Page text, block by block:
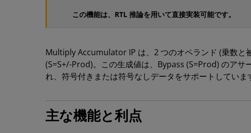
この機能は、RTL 推論を用いて直接実装可能です。
Multiply Accumulator IP は、2 つのオペランド (乗数と
(S=S+/-Prod)。この生成値は、Bypass (S=Prod) のア
れ、符号付きまたは符号なしデータをサポートしていま
主な機能と利点